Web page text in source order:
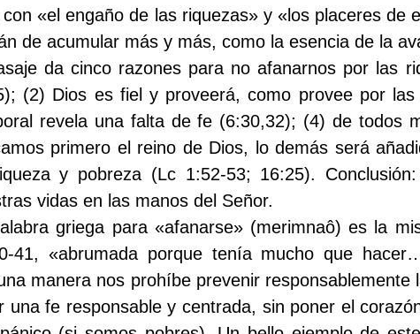
«el engaño de las riquezas» y «los placeres
de acumular más y más, como la esencia de la
da cinco razones para no afanarnos por las
(2) Dios es fiel y proveerá, como provee por
revela una falta de fe (6:30,32); (4) de todos
primero el reino de Dios, lo demás será
y pobreza (Lc 1:52-53; 16:25).
vidas en las manos del Señor.
griega para «afanarse» (merimnaô) es la
41, «abrumada porque tenía mucho que
manera nos prohíbe prevenir
una fe responsable y centrada, sin poner el